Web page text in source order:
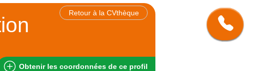
Retour à la CVthèque
Obtenir les coordonnées de ce profil